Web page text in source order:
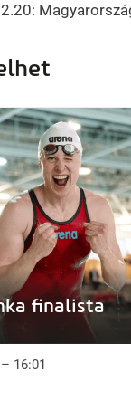
finalista
16:01